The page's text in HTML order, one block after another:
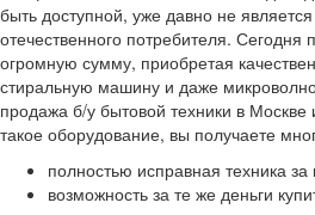
быть доступной, уже давно не
отечественного потребителя. Сегодня
огромную сумму, приобретая
стиральную машину и даже
продажа б/у бытовой техники в Москве
такое оборудование, вы получаете
полностью исправная техника
возможность за те же деньги